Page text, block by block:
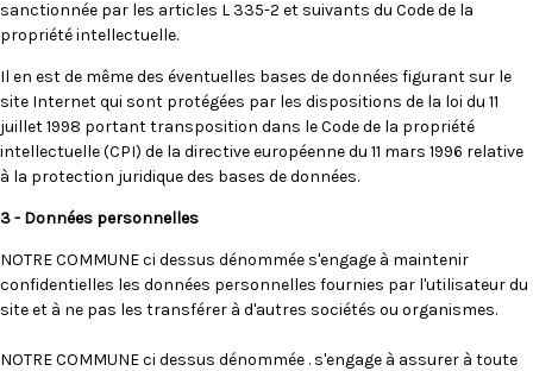
sanctionnée par les articles L 335-2 et suivants du Code de la
propriété intellectuelle.
Il en est de même des éventuelles bases de données figurant sur le
site Internet qui sont protégées par les dispositions de la loi du 11
juillet 1998 portant transposition dans le Code de la propriété
intellectuelle (CPI) de la directive européenne du 11 mars 1996 relative
à la protection juridique des bases de données.
3 - Données personnelles
NOTRE COMMUNE ci dessus dénommée s'engage à maintenir
confidentielles les données personnelles fournies par l'utilisateur du
site et à ne pas les transférer à d'autres sociétés ou organismes.
NOTRE COMMUNE ci dessus dénommée . s'engage à assurer à toute